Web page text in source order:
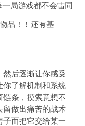
局游戏都不会雷同
品！！还有基
然后逐渐让你感受
你了解机制和系统
链条，摸索意想不
留做出痛苦的战术
子而把它交给某一